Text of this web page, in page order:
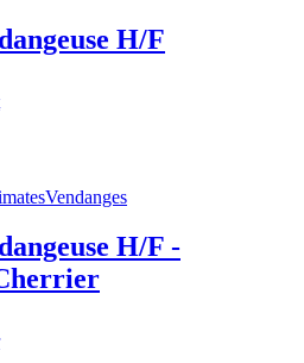
H/F
Vendanges
H/F -